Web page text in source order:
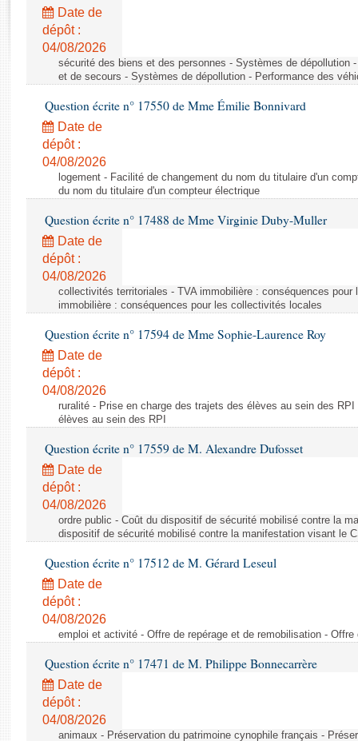
Rapports législatifs
Rapports sur l'application des lois
Baromètre de l’application des lois
Dossiers législatifs
Budget et sécurité sociale
Questions écrites et orales
Comptes rendus des débats
Date de
dépôt :
04/08/2026
sécurité des biens et des personnes - Systèmes de dépollution
et de secours - Systèmes de dépollution - Performance des
Question écrite n° 17550 de Mme Émilie Bonnivard
Date de
dépôt :
04/08/2026
logement - Facilité de changement du nom du titulaire d'un
du nom du titulaire d'un compteur électrique
Question écrite n° 17488 de Mme Virginie Duby-Muller
Date de
dépôt :
04/08/2026
collectivités territoriales - TVA immobilière : conséquences
immobilière : conséquences pour les collectivités locales
Question écrite n° 17594 de Mme Sophie-Laurence Roy
Date de
dépôt :
04/08/2026
ruralité - Prise en charge des trajets des élèves au sein des
élèves au sein des RPI
Question écrite n° 17559 de M. Alexandre Dufosset
Date de
dépôt :
04/08/2026
ordre public - Coût du dispositif de sécurité mobilisé contre la
dispositif de sécurité mobilisé contre la manifestation visant le
Question écrite n° 17512 de M. Gérard Leseul
Date de
dépôt :
04/08/2026
emploi et activité - Offre de repérage et de remobilisation -
Question écrite n° 17471 de M. Philippe Bonnecarrère
Date de
dépôt :
04/08/2026
animaux - Préservation du patrimoine cynophile français -